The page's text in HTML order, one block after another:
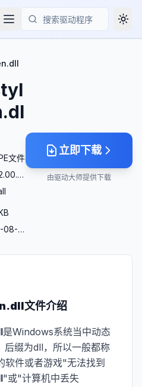
搜索
文件
09.02.00.0102
2025-08-23
立即下载
由驱动大师提供下载
文件介绍
是Windows系统当中动态
后缀为dll，所以一般都称
软件或者游戏"无法找到
"或"计算机中丢失